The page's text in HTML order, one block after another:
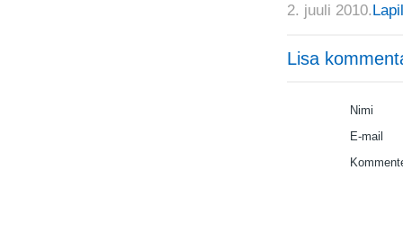
2. juuli 2010.
Lisa
Nimi
E-mail